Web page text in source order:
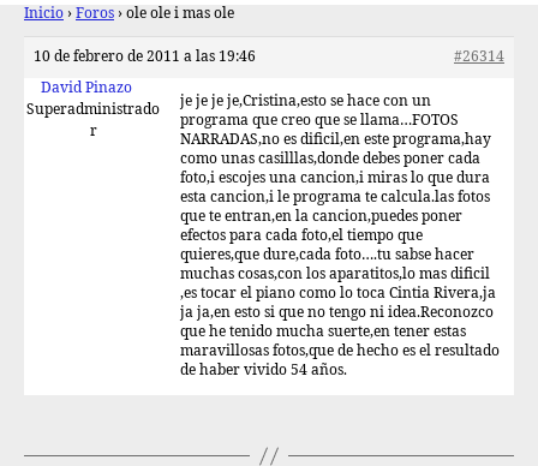
Inicio › Foros › ole ole i mas ole
10 de febrero de 2011 a las 19:46
#26314
David Pinazo
Superadministrado
r
je je je je,Cristina,esto se hace con un
programa que creo que se llama…FOTOS
NARRADAS,no es dificil,en este programa,hay
como unas casilllas,donde debes poner cada
foto,i escojes una cancion,i miras lo que dura
esta cancion,i le programa te calcula.las fotos
que te entran,en la cancion,puedes poner
efectos para cada foto,el tiempo que
quieres,que dure,cada foto….tu sabse hacer
muchas cosas,con los aparatitos,lo mas dificil
,es tocar el piano como lo toca Cintia Rivera,ja
ja ja,en esto si que no tengo ni idea.Reconozco
que he tenido mucha suerte,en tener estas
maravillosas fotos,que de hecho es el resultado
de haber vivido 54 años.